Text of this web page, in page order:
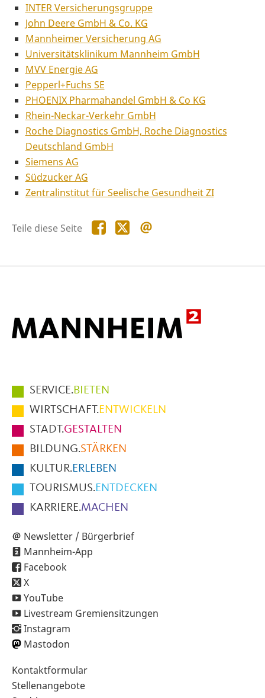
INTER Versicherungsgruppe
John Deere GmbH & Co. KG
Mannheimer Versicherung AG
Universitätsklinikum Mannheim GmbH
MVV Energie AG
Pepperl+Fuchs SE
PHOENIX Pharmahandel GmbH & Co KG
Rhein-Neckar-Verkehr GmbH
Roche Diagnostics GmbH, Roche Diagnostics
Deutschland GmbH
Siemens AG
Südzucker AG
Zentralinstitut für Seelische Gesundheit ZI
Teile diese Seite Teile
diese
Teile
diese
Hauptmenüpunkte
im
Fußbereich
der
Seite
SERVICE.BIETEN
WIRTSCHAFT.ENTWICKELN
STADT.GESTALTEN
BILDUNG.STÄRKEN
KULTUR.ERLEBEN
TOURISMUS.ENTDECKEN
KARRIERE.MACHEN
Newsletter / Bürgerbrief
Mannheim-App
Facebook
X
YouTube
Livestream Gremiensitzungen
Instagram
Mastodon
Sekundärnavigation
im
Kontaktformular
Stellenangebote